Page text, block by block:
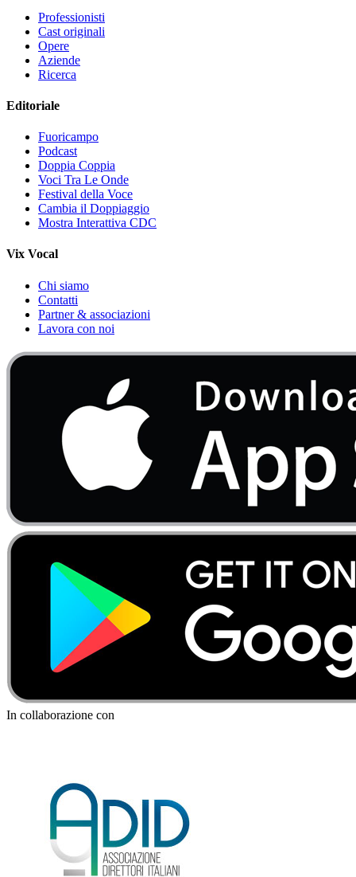
Professionisti
Cast originali
Opere
Aziende
Ricerca
Editoriale
Fuoricampo
Podcast
Doppia Coppia
Voci Tra Le Onde
Festival della Voce
Cambia il Doppiaggio
Mostra Interattiva CDC
Vix Vocal
Chi siamo
Contatti
Partner & associazioni
Lavora con noi
In collaborazione con